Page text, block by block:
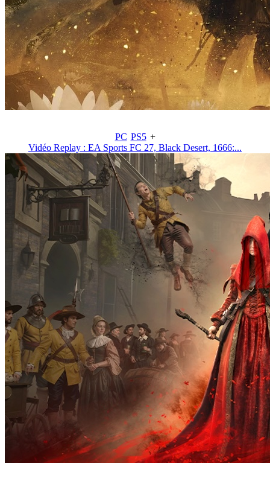
PC PS5 +
Vidéo Replay : EA Sports FC 27, Black Desert, 1666:...